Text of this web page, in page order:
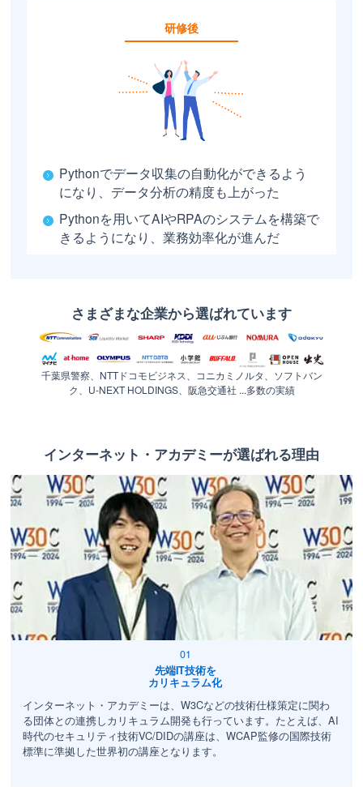
研修後
Pythonでデータ収集の自動化ができるよう
になり、データ分析の精度も上がった
Pythonを用いてAIやRPAのシステムを構築で
きるようになり、業務効率化が進んだ
さまざまな企業から選ばれています
千葉県警察、NTTドコモビジネス、コニカミノルタ、ソフトバン
ク、U-NEXT HOLDINGS、阪急交通社 ...多数の実績
インターネット・アカデミーが選ばれる理由
先端IT技術を
カリキュラム化
インターネット・アカデミーは、W3Cなどの技術仕様策定に関わ
る団体との連携しカリキュラム開発も行っています。たとえば、AI
時代のセキュリティ技術VC/DIDの講座は、WCAP監修の国際技術
標準に準拠した世界初の講座となります。